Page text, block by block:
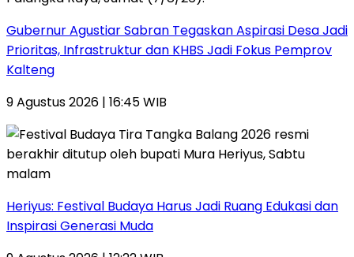
Gubernur Agustiar Sabran Tegaskan Aspirasi Desa Jadi
Prioritas, Infrastruktur dan KHBS Jadi Fokus Pemprov
Kalteng
9 Agustus 2026 | 16:45 WIB
Heriyus: Festival Budaya Harus Jadi Ruang Edukasi dan
Inspirasi Generasi Muda